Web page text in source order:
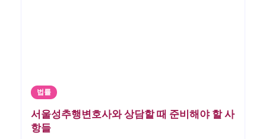
법률
서울성추행변호사와 상담할 때 준비해야 할 사
항들